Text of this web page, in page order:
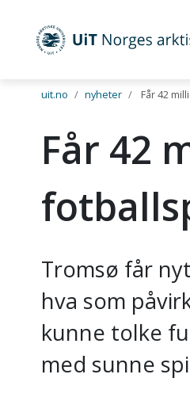
Gå til hovedinnhold
UiT Norges
uit.no nyheter Får 42
Får 42
Tromsø får
hva som
kunne tolke
med sunne